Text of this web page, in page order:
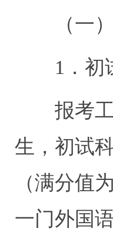
（一
1 ．初
报考
生，初试
（满分值为
一门外国